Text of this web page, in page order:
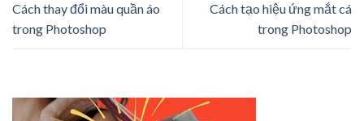
Cách thay đổi màu quần áo
trong Photoshop
Cách tạo hiệu ứng mắt cá
trong Photoshop